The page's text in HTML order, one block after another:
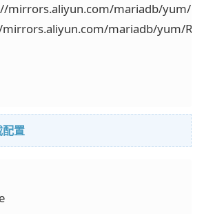
mirrors.aliyun.com/mariadb/yum/
mariadb/yum/
置